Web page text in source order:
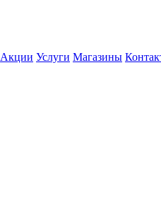
Акции Услуги Магазины